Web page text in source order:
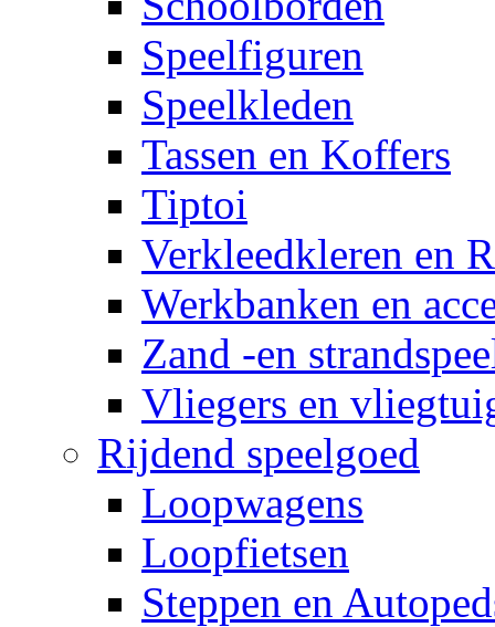
Speelfiguren
Speelkleden
Tassen en Koffers
Tiptoi
Verkleedkleren en
Werkbanken en
Zand -en
Vliegers en
Rijdend speelgoed
Loopwagens
Loopfietsen
Steppen en